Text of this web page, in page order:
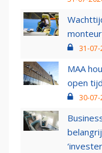
31-07-
MAA
open
30-